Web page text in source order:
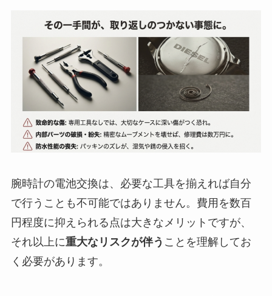
腕時計の電池交換は、必要な工具を揃えれば自分
で行うことも不可能ではありません。費用を数百
円程度に抑えられる点は大きなメリットですが、
それ以上に重大なリスクが伴う ことを理解してお
く必要があります。